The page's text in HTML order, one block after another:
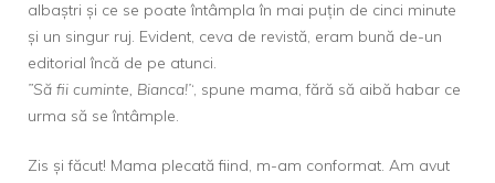
albaștri și ce se poate întâmpla în mai puțin de cinci minute
și un singur ruj. Evident, ceva de revistă, eram bună de-un
editorial încă de pe atunci.
”Să fii cuminte, Bianca!’‘, spune mama, fără să aibă habar ce
urma să se întâmple.
Zis și făcut! Mama plecată fiind, m-am conformat. Am avut